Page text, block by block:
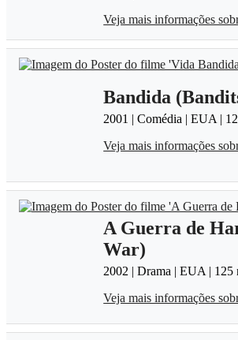
Veja mais informações
Bandida
2001 | Comédia | EUA |
Veja mais informações
A Guerra de
War)
2002 | Drama | EUA | 125
Veja mais informações